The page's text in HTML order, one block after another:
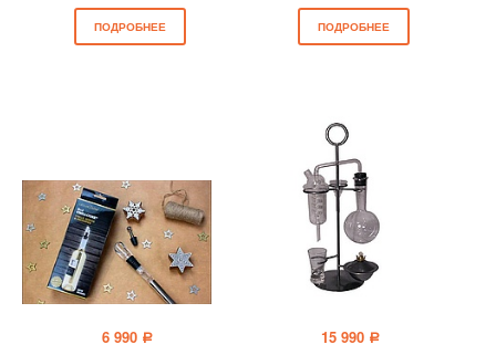
ПОДРОБНЕЕ ПОДРОБНЕЕ
6 990 a 15 990 a